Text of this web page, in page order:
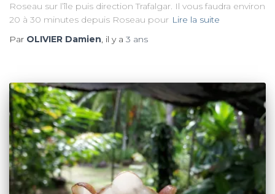
Roseau sur l’île puis direction Trafalgar. Il vous faudra environ
20 à 30 minutes depuis Roseau pour Lire la suite
Par OLIVIER Damien, il y a 3 ans